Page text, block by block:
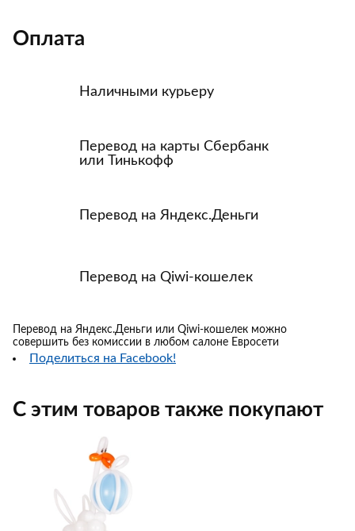
Оплата
Наличными курьеру
Перевод на карты Сбербанк
или Тинькофф
Перевод на Яндекс.Деньги
Перевод на Qiwi-кошелек
Перевод на Яндекс.Деньги или Qiwi-кошелек можно
совершить без комиссии в любом салоне Евросети
Поделиться на Facebook!
С этим товаров также покупают